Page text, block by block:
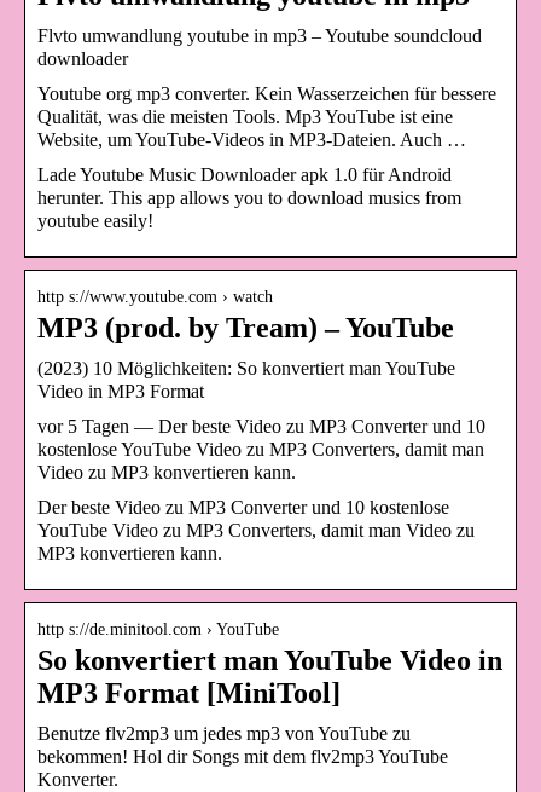
Flvto umwandlung youtube in mp3 – Youtube soundcloud
downloader
Youtube org mp3 converter. Kein Wasserzeichen für bessere
Qualität, was die meisten Tools. Mp3 YouTube ist eine
Website, um YouTube-Videos in MP3-Dateien. Auch …
Lade Youtube Music Downloader apk 1.0 für Android
herunter. This app allows you to download musics from
youtube easily!
http s://www.youtube.com › watch
MP3 (prod. by Tream) – YouTube
(2023) 10 Möglichkeiten: So konvertiert man YouTube
Video in MP3 Format
vor 5 Tagen — Der beste Video zu MP3 Converter und 10
kostenlose YouTube Video zu MP3 Converters, damit man
Video zu MP3 konvertieren kann.
Der beste Video zu MP3 Converter und 10 kostenlose
YouTube Video zu MP3 Converters, damit man Video zu
MP3 konvertieren kann.
http s://de.minitool.com › YouTube
So konvertiert man YouTube Video in
MP3 Format [MiniTool]
Benutze flv2mp3 um jedes mp3 von YouTube zu
bekommen! Hol dir Songs mit dem flv2mp3 YouTube
Konverter.